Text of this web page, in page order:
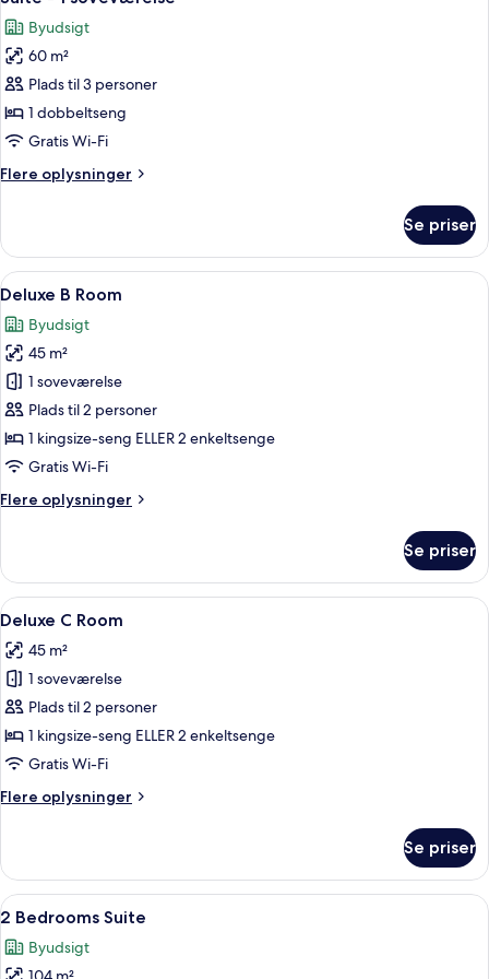
alle
billeder
af
Suite
-
1
Byudsigt
60 m²
Plads til 3 personer
1 dobbeltseng
Gratis Wi-Fi
Flere oplysninger
Flere
-
soveværelse
Se priser
Indlæs
alle
billeder
af
Deluxe
B
Room
Deluxe B Room | 1 soveværelse,
8
Deluxe B Room
Byudsigt
45 m²
1 soveværelse
Plads til 2 personer
1 kingsize-seng ELLER 2 enkeltsenge
Gratis Wi-Fi
Flere oplysninger
Flere
B
Room
Se priser
Indlæs
alle
billeder
af
Deluxe
C
Room
En pænt redt seng med hvide
10
Deluxe C Room
45 m²
1 soveværelse
Plads til 2 personer
1 kingsize-seng ELLER 2 enkeltsenge
Gratis Wi-Fi
Flere oplysninger
Flere
C
Room
Se priser
Indlæs
alle
billeder
Et hotelværelse med to senge, et
14
2 Bedrooms Suite
Byudsigt